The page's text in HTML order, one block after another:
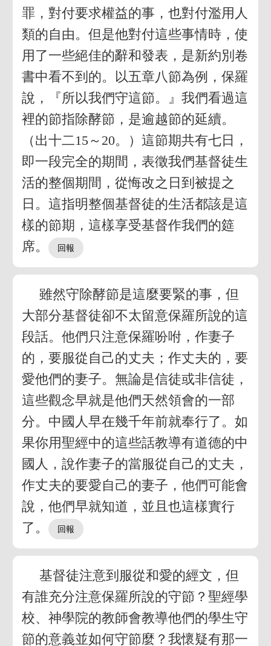
罪，對付要求權益的事，也對付濫用人
類的自由。但是他對付這些事情時，使
用了一些絕佳的辭和發表，是新約別卷
書中看不到的。以五章八節為例，保羅
說，『所以我們守這節。』我們看過這
裡的節指除酵節，是逾越節的延續。
（出十二15～20。）這節期共有七日，
即一段完全的期間，表徵我們基督徒生
活的整個期間，從悔改之日到被提之
日。這指明整個基督徒的生活都該是這
樣的節期，這樣享受基督作我們的筵
席。
雖然守除酵節是這麼要緊的事，但
大部分基督徒卻不太留意保羅所說的這
段話。他們只注意保羅吩咐，作妻子
的，要服從自己的丈夫；作丈夫的，要
愛他們的妻子。無論是信徒或非信徒，
這些觀念早就是他們天然領會的一部
分。中國人早在幾千年前就奉行了。如
果你用聖經中的這些話教導有道德的中
國人，說作妻子的當服從自己的丈夫，
作丈夫的要愛自己的妻子，他們可能會
說，他們早就知道，並且也這樣實行
了。
基督徒注意到服從和愛的經文，但
有誰充分注意保羅所說的守節？聖經學
校、神學院的教師會教導他們的學生守
節的意義並如何守節麼？我懷疑有那一